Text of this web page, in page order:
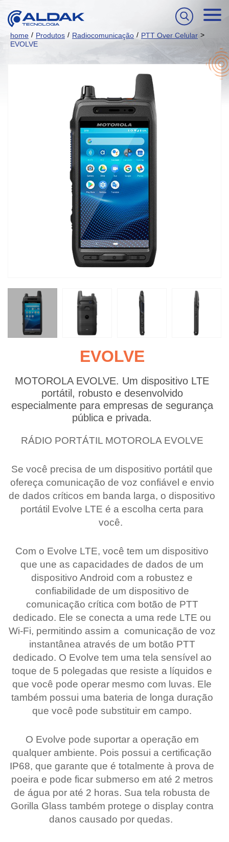
home / Produtos / Radiocomunicação / PTT Over Celular >
EVOLVE
EVOLVE
MOTOROLA EVOLVE. Um dispositivo LTE
portátil, robusto e desenvolvido
especialmente para empresas de segurança
pública e privada.
RÁDIO PORTÁTIL MOTOROLA EVOLVE
Se você precisa de um dispositivo portátil que
ofereça comunicação de voz confiável e envio
de dados críticos em banda larga, o dispositivo
portátil Evolve LTE é a escolha certa para
você.
Com o Evolve LTE, você tem um dispositivo
que une as capacidades de dados de um
dispositivo Android com a robustez e
confiabilidade de um dispositivo de
comunicação crítica com botão de PTT
dedicado. Ele se conecta a uma rede LTE ou
Wi-Fi, permitindo assim a comunicação de voz
instantânea através de um botão PTT
dedicado. O Evolve tem uma tela sensível ao
toque de 5 polegadas que resiste a líquidos e
que você pode operar mesmo com luvas. Ele
também possui uma bateria de longa duração
que você pode substituir em campo.
O Evolve pode suportar a operação em
qualquer ambiente. Pois possui a certificação
IP68, que garante que é totalmente à prova de
poeira e pode ficar submerso em até 2 metros
de água por até 2 horas. Sua tela robusta de
Gorilla Glass também protege o display contra
danos causado por quedas.